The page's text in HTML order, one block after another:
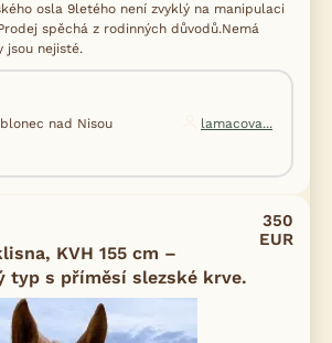
osla 9letého není zvyklý na manipulaci
spěchá z rodinných důvodů.Nemá
jsou nejisté.
nad Nisou
lamacova...
KVH 155 cm –
typ s příměsí slezské krve.
350
EUR